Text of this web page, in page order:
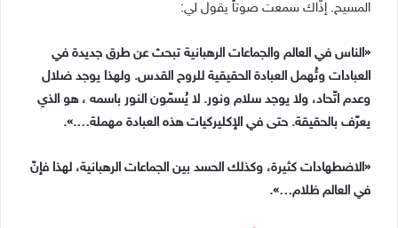
المسيح. إذّاك سمعت صوتاً يقول لي:
«الناس في العالم والجماعات الرهبانية تبحث عن طرق جديدة في
العبادات وتُهمل العبادة الحقيقية للروح القدس. ولهذا يوجد ضلال
وعدم اتّحاد، ولا يوجد سلام ونور. لا يُسمّون النور باسمه ، هو الذي
يعرّف بالحقيقة. حتى في الإكليركيات هذه العبادة مهملة….».
«الاضطهادات كثيرة، وكذلك الحسد بين الجماعات الرهبانية، لهذا فإنّ
في العالم ظلام…».